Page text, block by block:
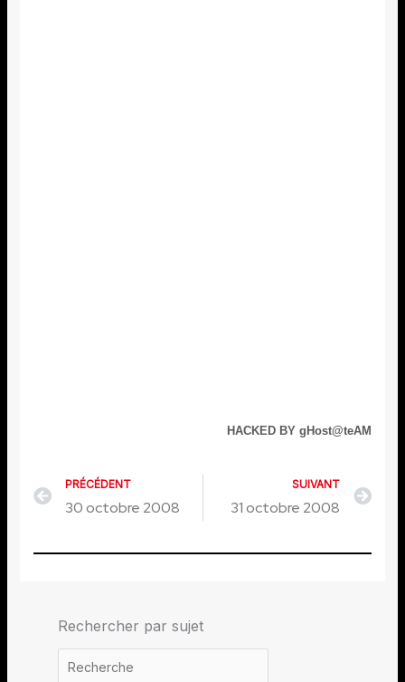
HACKED BY gHost@teAM
Précédent
PRÉCÉDENT
30 octobre 2008
SUIVANT
31 octobre 2008
Rechercher par sujet